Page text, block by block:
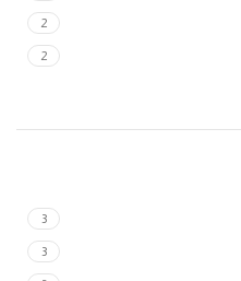
2
2
3
3